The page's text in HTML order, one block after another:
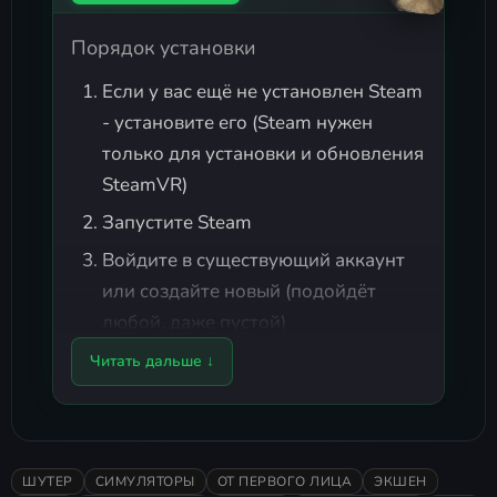
Порядок установки
Если у вас ещё не установлен Steam
- установите его (Steam нужен
только для установки и обновления
SteamVR)
Запустите Steam
Войдите в существующий аккаунт
или создайте новый (подойдёт
любой, даже пустой)
Установите бесплатное
приложение SteamVR (через раздел
Запустите SteamVR
Читать дальше ↓
ШУТЕР СИМУЛЯТОРЫ ОТ ПЕРВОГО ЛИЦА
ЭКШЕН